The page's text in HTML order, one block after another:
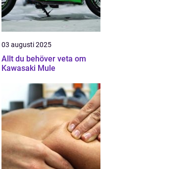
03 augusti 2025
Allt du behöver veta om
Kawasaki Mule